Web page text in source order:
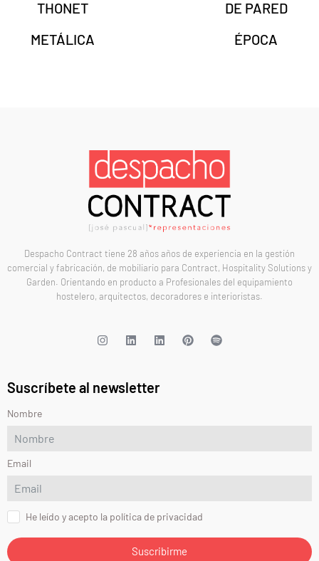
THONET
METÁLICA
DE PARED
ÉPOCA
Despacho Contract tiene 28 años años de experiencia en la gestión
comercial y fabricación, de mobiliario para Contract, Hospitality Solutions y
Garden. Orientando en producto a Profesionales del equipamiento
hostelero, arquitectos, decoradores e interioristas.
Suscríbete al newsletter
Nombre
Email
He leído y acepto la política de privacidad
Suscribirme